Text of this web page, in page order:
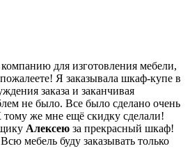
для изготовления мебели,
Я заказывала шкаф-купе в
заказа и заканчивая
не было. Все было сделано очень
тому же мне ещё скидку сделали!
Алексею за прекрасный шкаф!
мебель буду заказывать только